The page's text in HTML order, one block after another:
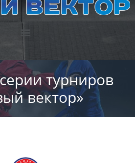
турниров
вектор»